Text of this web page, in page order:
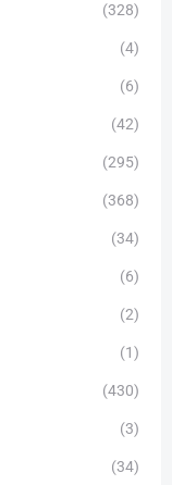
(328)
(4)
(6)
(42)
(295)
(368)
(34)
(6)
(2)
(1)
(430)
(3)
(34)